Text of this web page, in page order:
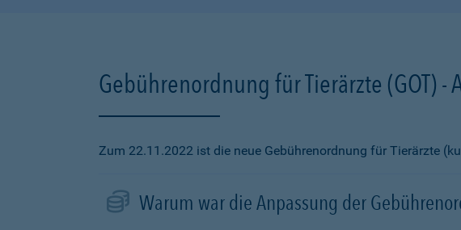
Gebührenordnung für Tierärzte (GOT) -
Zum 22.11.2022 ist die neue Gebührenordnung für Tierärzte
Warum war die Anpassung der